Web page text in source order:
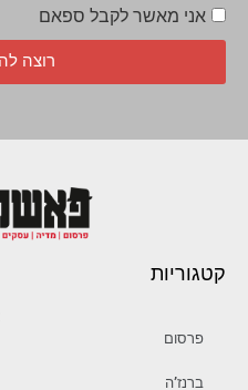
אני מאשר לקבל ספאם
רוצה
קטגוריות
פרסום
ברנז’ה